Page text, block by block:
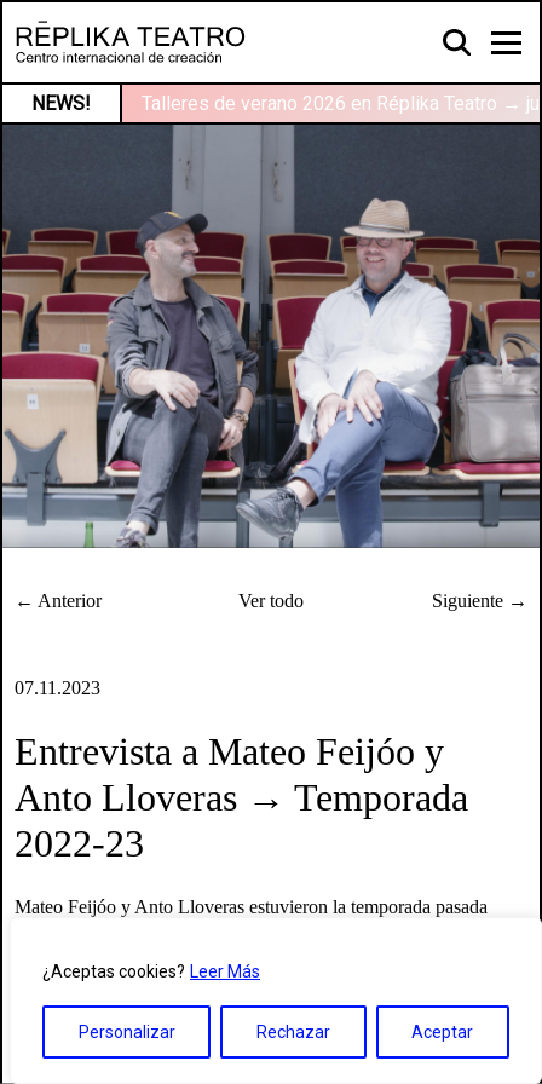
¿Aceptas cookies? Leer Más
Personalizar Rechazar Aceptar
NEWS! Talleres de verano 2026 en Réplika Teatro →
← Anterior Ver todo Siguiente →
07.11.2023
Entrevista a Mateo Feijóo y
Anto Lloveras → Temporada
2022-23
Mateo Feijóo y Anto Lloveras estuvieron la temporada pasada
donde los dos artistas representan simultáneamente una coreografía
cada espectadxr. Después de la presentación de la pieza hablamos
con ellos sobre el movimiento y los estereotipos en la danza y del